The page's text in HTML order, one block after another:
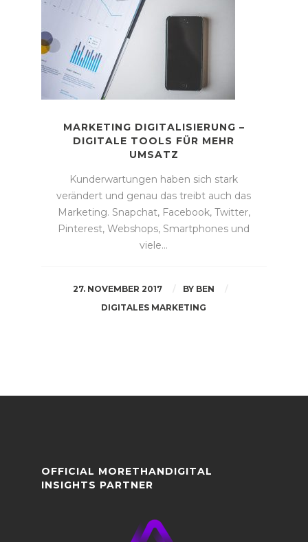
MARKETING DIGITALISIERUNG –
DIGITALE TOOLS FÜR MEHR
UMSATZ
Kunderwartungen haben sich stark
verändert und genau das treibt auch das
Marketing. Snapchat, Facebook, Twitter,
Pinterest, Webshops, Smartphones und
viele…
27. NOVEMBER 2017 BYBEN
DIGITALES MARKETING
OFFICIAL MORETHANDIGITAL
INSIGHTS PARTNER